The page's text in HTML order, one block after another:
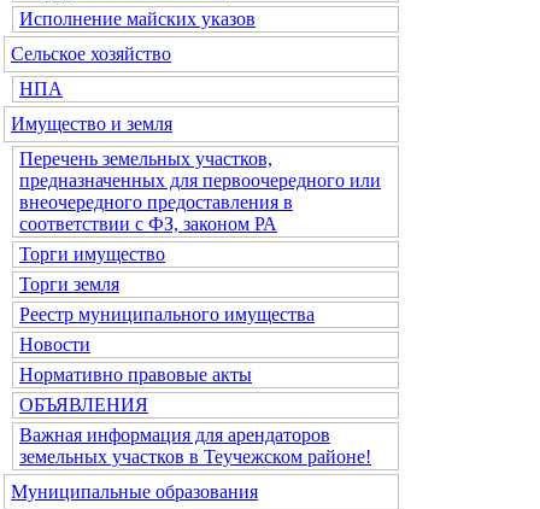
Исполнение майских указов
Сельское хозяйство
НПА
Имущество и земля
Перечень земельных участков,
предназначенных для первоочередного или
внеочередного предоставления в
соответствии с ФЗ, законом РА
Торги имущество
Торги земля
Реестр муниципального имущества
Новости
Нормативно правовые акты
ОБЪЯВЛЕНИЯ
Важная информация для арендаторов
земельных участков в Теучежском районе!
Муниципальные образования